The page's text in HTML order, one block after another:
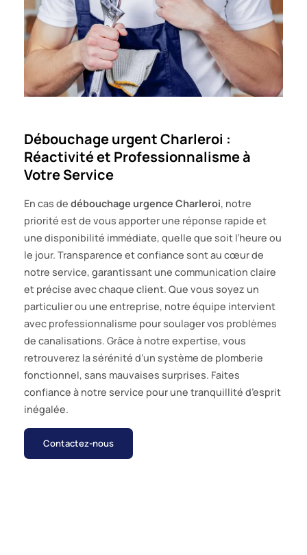
Débouchage urgent Charleroi :
Réactivité et Professionnalisme à
Votre Service
En cas de débouchage urgence Charleroi, notre
priorité est de vous apporter une réponse rapide et
une disponibilité immédiate, quelle que soit l’heure ou
le jour. Transparence et confiance sont au cœur de
notre service, garantissant une communication claire
et précise avec chaque client. Que vous soyez un
particulier ou une entreprise, notre équipe intervient
avec professionnalisme pour soulager vos problèmes
de canalisations. Grâce à notre expertise, vous
retrouverez la sérénité d’un système de plomberie
fonctionnel, sans mauvaises surprises. Faites
confiance à notre service pour une tranquillité d’esprit
inégalée.
Contactez-nous